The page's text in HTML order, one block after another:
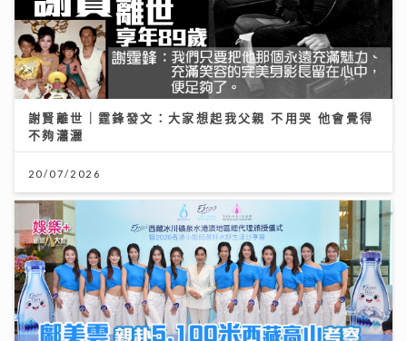
謝賢離世｜霆鋒發文：大家想起我父親 不用哭 他會覺得
不夠瀟灑
20/07/2026